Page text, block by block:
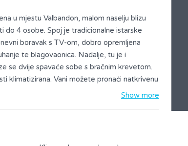
u mjestu Valbandon, malom naselju blizu
do 4 osobe. Spoj je tradicionalne istarske
boravak s TV-om, dobro opremljena
te blagovaonica. Nadalje, tu je i
se dvije spavaće sobe s bračnim krevetom.
klimatizirana. Vani možete pronaći natkrivenu
u večeri s obitelji i prijateljima. KućniShow more